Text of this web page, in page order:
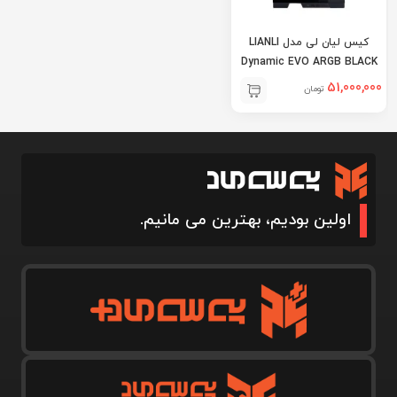
کیس لیان لی مدل LIANLI
Dynamic EVO ARGB BLACK
51,000,000 تومان
اولین بودیم، بهترین می مانیم.